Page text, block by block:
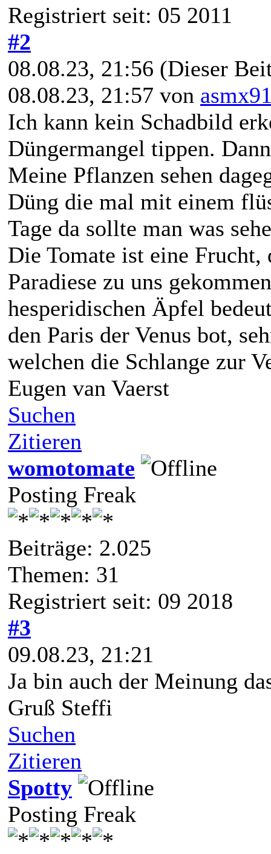
Registriert seit: 05 2011
#2
08.08.23, 21:56 (Dieser
08.08.23, 21:57 von
Ich kann kein Schadbild
Düngermangel tippen.
Meine Pflanzen sehen
Düng die mal mit einem
Tage da sollte man was
Die Tomate ist eine
Paradiese zu uns
hesperidischen Äpfel
den Paris der Venus bot,
welchen die Schlange zur
Eugen van Vaerst
Suchen
Zitieren
womotomate
Posting Freak
Beiträge: 2.025
Themen: 31
Registriert seit: 09 2018
#3
09.08.23, 21:21
Ja bin auch der Meinung
Gruß Steffi
Suchen
Zitieren
Spotty
Posting Freak